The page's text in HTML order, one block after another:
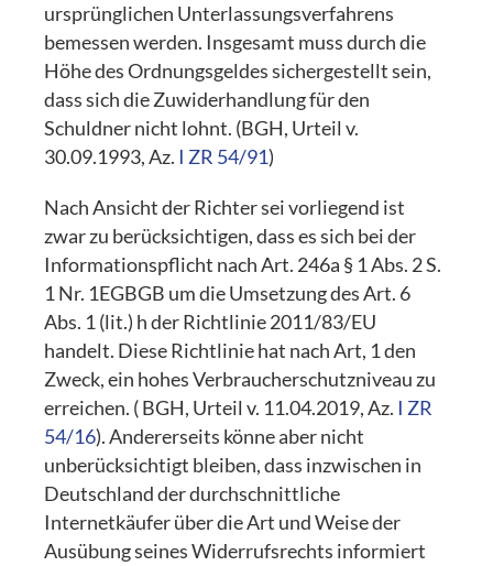
ursprünglichen Unterlassungsverfahrens
bemessen werden. Insgesamt muss durch die
Höhe des Ordnungsgeldes sichergestellt sein,
dass sich die Zuwiderhandlung für den
Schuldner nicht lohnt. (BGH, Urteil v.
30.09.1993, Az. I ZR 54/91)
Nach Ansicht der Richter sei vorliegend ist
zwar zu berücksichtigen, dass es sich bei der
Informationspflicht nach Art. 246a § 1 Abs. 2 S.
1 Nr. 1EGBGB um die Umsetzung des Art. 6
Abs. 1 (lit.) h der Richtlinie 2011/83/EU
handelt. Diese Richtlinie hat nach Art, 1 den
Zweck, ein hohes Verbraucherschutzniveau zu
erreichen. ( BGH, Urteil v. 11.04.2019, Az. I ZR
54/16). Andererseits könne aber nicht
unberücksichtigt bleiben, dass inzwischen in
Deutschland der durchschnittliche
Internetkäufer über die Art und Weise der
Ausübung seines Widerrufsrechts informiert